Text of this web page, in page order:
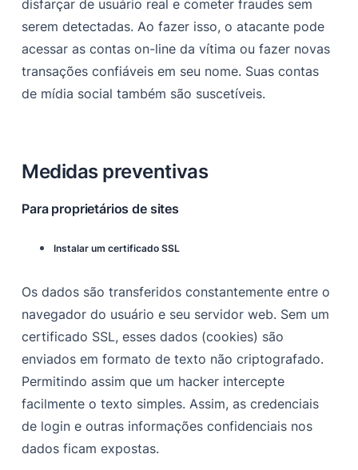
disfarçar de usuário real e cometer fraudes sem
serem detectadas. Ao fazer isso, o atacante pode
acessar as contas on-line da vítima ou fazer novas
transações confiáveis em seu nome. Suas contas
de mídia social também são suscetíveis.
Medidas preventivas
Para proprietários de sites
Instalar um certificado SSL
Os dados são transferidos constantemente entre o
navegador do usuário e seu servidor web. Sem um
certificado SSL, esses dados (cookies) são
enviados em formato de texto não criptografado.
Permitindo assim que um hacker intercepte
facilmente o texto simples. Assim, as credenciais
de login e outras informações confidenciais nos
dados ficam expostas.